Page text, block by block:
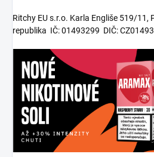
Ritchy EU s.r.o. Karla Engliše 519/11,
republika IČ: 01493299 DIČ: